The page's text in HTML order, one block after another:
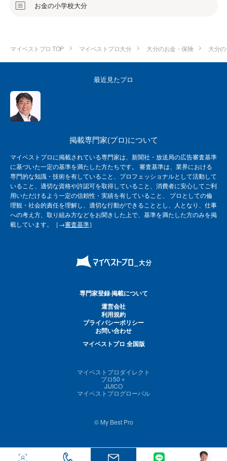
お金の小学校大分
マイベストプロ TOP マイベストプロ大分 大分のお金・保険 大分
最近見たプロ
掲載専門家(プロ)について
マイベストプロに掲載されている専門家は、新聞社・放送局の広告審査基準
に基づいた一定の基準を満たした方たちです。 審査基準は、業界における
専門的な知識・技術を有していること、プロフェッショナルとして活動して
いること、適切な資格や許認可を取得していること、消費者に安心してご利
用いただけるよう一定の信頼性・実績を有していること、 プロとしての倫
理観・社会的責任を理解し、適切な行動ができることとし、人となり、仕事
への考え方、取り組み方などをお聞きした上で、基準を満たした方のみを掲
載しています。［→審査基準］
専門家登録·掲載について
運営会社
利用規約
プライバシーポリシー
お問い合わせ
マイベストプロ 全国版
マイベストプロダイレクト
プロ50＋
JIJICO
マイベストプログローバル
© My Best Pro